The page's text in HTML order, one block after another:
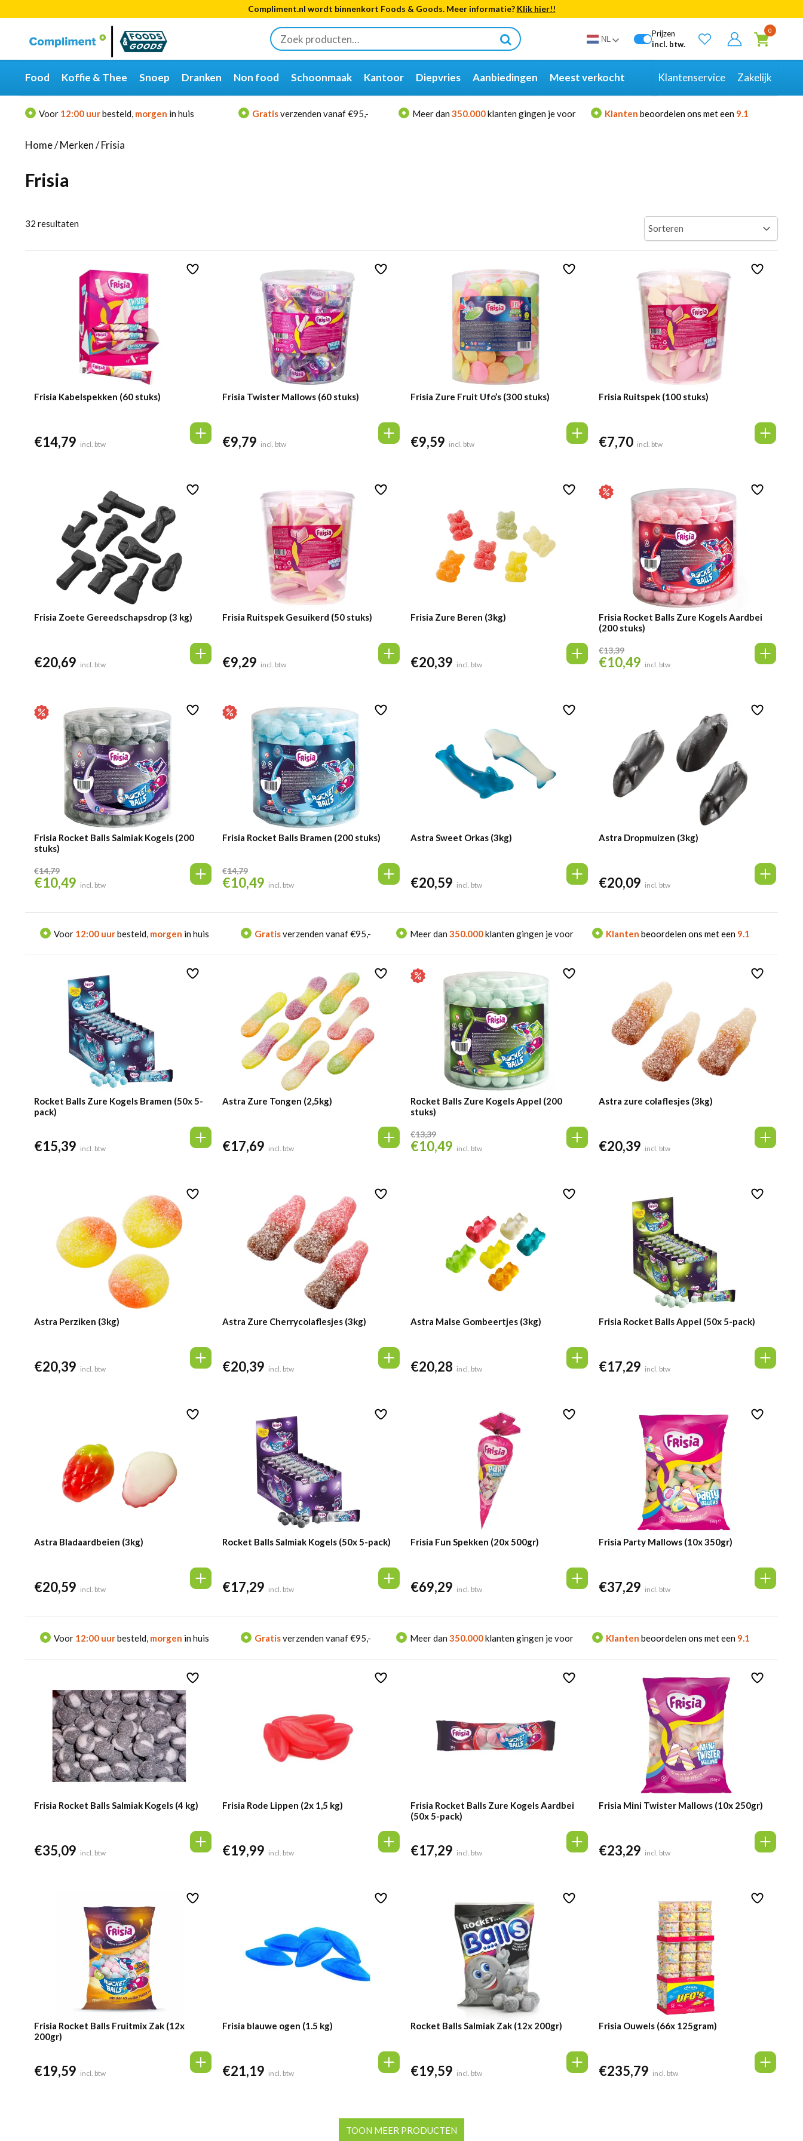
Compliment.nl wordt binnenkort Foods & Goods. Meer informatie? Klik hier!!
Zoeken
naar:
Categorieën
Merken
NL
Prijzen
incl. btw.
0
Food Koffie & Thee Snoep Dranken Non food Schoonmaak Kantoor Diepvries Aanbiedingen Meest verkocht Klantenservice Zakelijk
Voor 12:00 uurbesteld, morgen in huis Gratisverzenden vanaf €95,- Meer dan 350.000klanten gingen je voor Klanten beoordelen ons met een 9.1
Home/Merken/Frisia
Frisia
32 resultaten
Frisia Kabelspekken (60 stuks)
€14,79 incl. btw
Frisia Twister Mallows (60 stuks)
€9,79 incl. btw
Frisia Zure Fruit Ufo’s (300 stuks)
€9,59 incl. btw
Frisia Ruitspek (100 stuks)
€7,70 incl. btw
Frisia Zoete Gereedschapsdrop (3 kg)
€20,69 incl. btw
Frisia Ruitspek Gesuikerd (50 stuks)
€9,29 incl. btw
Frisia Zure Beren (3kg)
€20,39 incl. btw
Frisia Rocket Balls Zure Kogels Aardbei
(200 stuks)
€13,39
Oorspronkelijke
€10,49 Huidige
incl. btw
Frisia Rocket Balls Salmiak Kogels (200
stuks)
€14,79
Oorspronkelijke
€14,79.
€10,49 Huidige
incl. btw
Frisia Rocket Balls Bramen (200 stuks)
€14,79
Oorspronkelijke
€14,79.
€10,49 Huidige
incl. btw
Astra Sweet Orkas (3kg)
€20,59 incl. btw
Astra Dropmuizen (3kg)
€20,09 incl. btw
Voor 12:00 uurbesteld, morgen in huis Gratisverzenden vanaf €95,- Meer dan 350.000klanten gingen je voor Klanten beoordelen ons met een 9.1
Rocket Balls Zure Kogels Bramen (50x 5-
pack)
€15,39 incl. btw
Astra Zure Tongen (2,5kg)
€17,69 incl. btw
Rocket Balls Zure Kogels Appel (200
stuks)
€13,39
Oorspronkelijke
€10,49 Huidige
incl. btw
Astra zure colaflesjes (3kg)
€20,39 incl. btw
Astra Perziken (3kg)
€20,39 incl. btw
Astra Zure Cherrycolaflesjes (3kg)
€20,39 incl. btw
Astra Malse Gombeertjes (3kg)
€20,28 incl. btw
Frisia Rocket Balls Appel (50x 5-pack)
€17,29 incl. btw
Astra Bladaardbeien (3kg)
€20,59 incl. btw
Rocket Balls Salmiak Kogels (50x 5-pack)
€17,29 incl. btw
Frisia Fun Spekken (20x 500gr)
€69,29 incl. btw
Frisia Party Mallows (10x 350gr)
€37,29 incl. btw
Voor 12:00 uurbesteld, morgen in huis Gratisverzenden vanaf €95,- Meer dan 350.000klanten gingen je voor Klanten beoordelen ons met een 9.1
Frisia Rocket Balls Salmiak Kogels (4 kg)
€35,09 incl. btw
Frisia Rode Lippen (2x 1,5 kg)
€19,99 incl. btw
Frisia Rocket Balls Zure Kogels Aardbei
(50x 5-pack)
€17,29 incl. btw
Frisia Mini Twister Mallows (10x 250gr)
€23,29 incl. btw
Frisia Rocket Balls Fruitmix Zak (12x
200gr)
€19,59 incl. btw
Frisia blauwe ogen (1.5 kg)
€21,19 incl. btw
Rocket Balls Salmiak Zak (12x 200gr)
€19,59 incl. btw
Frisia Ouwels (66x 125gram)
€235,79 incl. btw
TOON MEER PRODUCTEN